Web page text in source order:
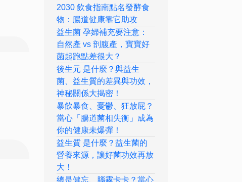
2030 飲食指南點名發酵食
物：腸道健康靠它助攻
益生菌 孕婦補充要注意：
自然產 vs 剖腹產，寶寶好
菌起跑點差很大？
後生元 是什麼？與益生
菌、益生質的差異與功效，
神秘關係大揭密！
暴飲暴食、憂鬱、狂放屁？
當心「腸道菌相失衡」成為
你的健康未爆彈！
益生質 是什麼？益生菌的
營養來源，讓好菌功效再放
大！
總是健忘、腦霧卡卡？當心